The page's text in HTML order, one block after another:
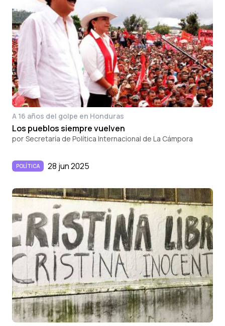
A 16 años del golpe en Honduras
Los pueblos siempre vuelven
por Secretaría de Política Internacional de La Cámpora
POLÍTICA 28 jun 2025